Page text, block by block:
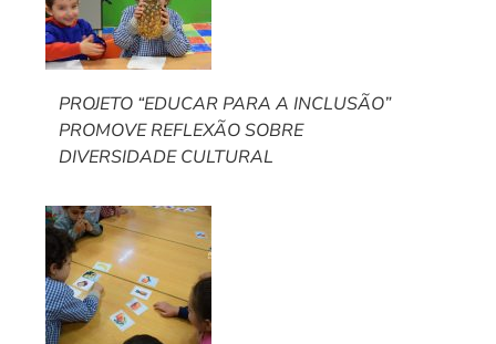
PROJETO “EDUCAR PARA A INCLUSÃO”
PROMOVE REFLEXÃO SOBRE
DIVERSIDADE CULTURAL